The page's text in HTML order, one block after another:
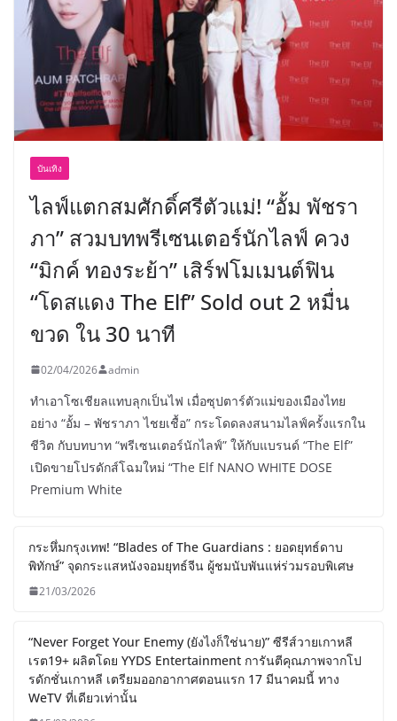
บันเทิง
ไลฟ์แตกสมศักดิ์ศรีตัวแม่! “อั้ม พัชรา
ภา” สวมบทพรีเซนเตอร์นักไลฟ์ ควง
“มิกค์ ทองระย้า” เสิร์ฟโมเมนต์ฟิน
“โดสแดง The Elf” Sold out 2 หมื่น
ขวด ใน 30 นาที
02/04/2026 admin
ทำเอาโซเชียลแทบลุกเป็นไฟ เมื่อซุปตาร์ตัวแม่ของเมืองไทย
อย่าง “อั้ม – พัชราภา ไชยเชื้อ” กระโดดลงสนามไลฟ์ครั้งแรกใน
ชีวิต กับบทบาท “พรีเซนเตอร์นักไลฟ์” ให้กับแบรนด์ “The Elf”
เปิดขายโปรดักส์โฉมใหม่ “The Elf NANO WHITE DOSE
Premium White
กระหึ่มกรุงเทพ! “Blades of The Guardians : ยอดยุทธ์ดาบ
พิทักษ์” จุดกระแสหนังจอมยุทธ์จีน ผู้ชมนับพันแห่ร่วมรอบพิเศษ
21/03/2026
“Never Forget Your Enemy (ยังไงก็ใช่นาย)” ซีรีส์วายเกาหลี
เรต19+ ผลิตโดย YYDS Entertainment การันตีคุณภาพจากโป
รดักชั่นเกาหลี เตรียมออกอากาศตอนแรก 17 มีนาคมนี้ ทาง
WeTV ที่เดียวเท่านั้น